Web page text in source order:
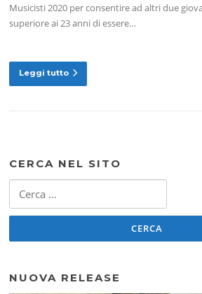
Musicisti 2020 per consentire ad altri due
superiore ai 23 anni di essere…
Leggi tutto
CERCA NEL SITO
per:
NUOVA RELEASE